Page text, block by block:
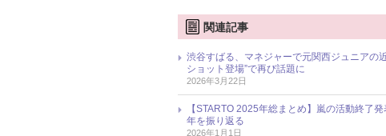
関連記事
渋谷すばる、マネジャーで元関西ジュニアの
ショット登場”で再び話題に
2026年3月22日
【STARTO 2025年総まとめ】嵐の活動終
年を振り返る
2026年1月1日